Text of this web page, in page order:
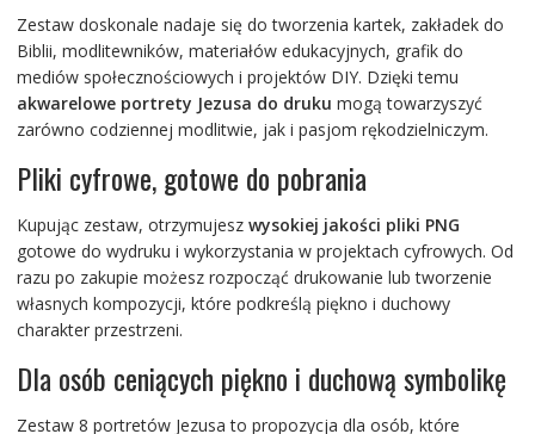
Zestaw doskonale nadaje się do tworzenia kartek, zakładek do
Biblii, modlitewników, materiałów edukacyjnych, grafik do
mediów społecznościowych i projektów DIY. Dzięki temu
akwarelowe portrety Jezusa do druku mogą towarzyszyć
zarówno codziennej modlitwie, jak i pasjom rękodzielniczym.
Pliki cyfrowe, gotowe do pobrania
Kupując zestaw, otrzymujesz wysokiej jakości pliki PNG
gotowe do wydruku i wykorzystania w projektach cyfrowych. Od
razu po zakupie możesz rozpocząć drukowanie lub tworzenie
własnych kompozycji, które podkreślą piękno i duchowy
charakter przestrzeni.
Dla osób ceniących piękno i duchową symbolikę
Zestaw 8 portretów Jezusa to propozycja dla osób, które